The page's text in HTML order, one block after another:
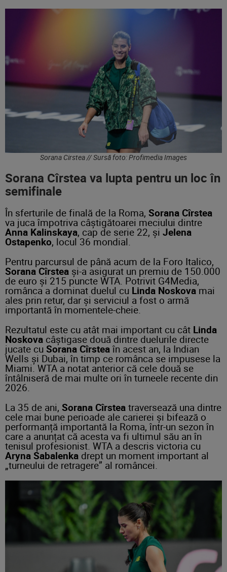
Sorana Cirstea // Sursă foto: Profimedia Images
Sorana Cîrstea va lupta pentru un loc în
semifinale
În sferturile de finală de la Roma, Sorana Cîrstea
va juca împotriva câștigătoarei meciului dintre
Anna Kalinskaya, cap de serie 22, și Jelena
Ostapenko, locul 36 mondial.
Pentru parcursul de până acum de la Foro Italico,
Sorana Cîrstea și-a asigurat un premiu de 150.000
de euro și 215 puncte WTA. Potrivit G4Media,
românca a dominat duelul cu Linda Noskova mai
ales prin retur, dar și serviciul a fost o armă
importantă în momentele-cheie.
Rezultatul este cu atât mai important cu cât Linda
Noskova câștigase două dintre duelurile directe
jucate cu Sorana Cîrstea în acest an, la Indian
Wells și Dubai, în timp ce românca se impusese la
Miami. WTA a notat anterior că cele două se
întâlniseră de mai multe ori în turneele recente din
2026.
La 35 de ani, Sorana Cîrstea traversează una dintre
cele mai bune perioade ale carierei și bifează o
performanță importantă la Roma, într-un sezon în
care a anunțat că acesta va fi ultimul său an în
tenisul profesionist. WTA a descris victoria cu
Aryna Sabalenka drept un moment important al
„turneului de retragere” al româncei.